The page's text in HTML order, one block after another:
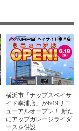
横浜市「ナップスベイサ
イド幸浦店」が6/19リニ
ューアルオープン！ 新た
にアップガレージライダ
ースを併設